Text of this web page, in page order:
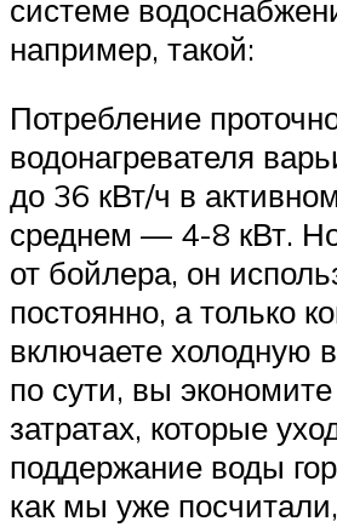
системе
например, такой:
Потребление
водонагревателя
до 36 кВт/ч в
среднем — 4-8 кВт.
от бойлера, он
постоянно, а только
включаете холодную
по сути, вы
затратах, которые
поддержание воды
как мы уже